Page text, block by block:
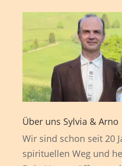
Über uns Sylvia & Arno
Wir sind schon seit 20
spirituellen Weg und